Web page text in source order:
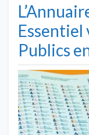
Essentiel
Publics